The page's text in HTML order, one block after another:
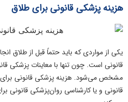
هزینه پزشکی قانونی برای طلاق
یکی از مواردی که باید حتماً قبل از طلاق
قانونی است. چون تنها با معاینات پزشکی
مشخص می‌شود. هزینه پزشکی قانونی
قانونی و یا کارشناسی روان‌پزشکی قانونی